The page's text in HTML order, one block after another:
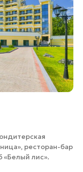
, ресторан-бар
«Белый лис».